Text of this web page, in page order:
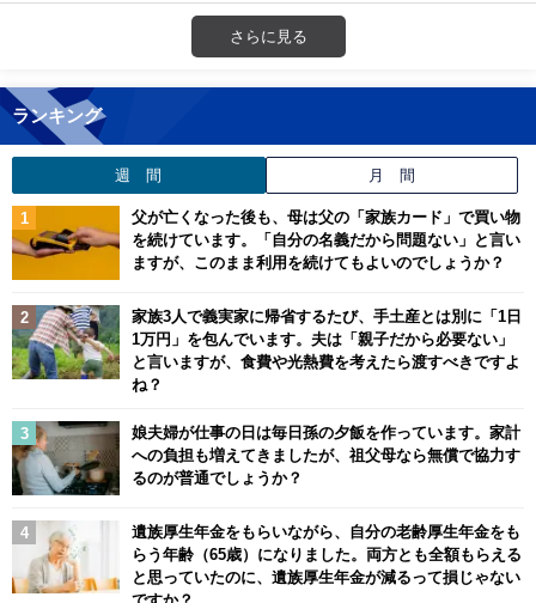
さらに見る
ランキング
週 間 月 間
父が亡くなった後も、母は父の「家族カード」で買い物
を続けています。「自分の名義だから問題ない」と言い
ますが、このまま利用を続けてもよいのでしょうか？
家族3人で義実家に帰省するたび、手土産とは別に「1日
1万円」を包んでいます。夫は「親子だから必要ない」
と言いますが、食費や光熱費を考えたら渡すべきですよ
ね？
娘夫婦が仕事の日は毎日孫の夕飯を作っています。家計
への負担も増えてきましたが、祖父母なら無償で協力す
るのが普通でしょうか？
遺族厚生年金をもらいながら、自分の老齢厚生年金をも
らう年齢（65歳）になりました。両方とも全額もらえる
と思っていたのに、遺族厚生年金が減るって損じゃない
ですか？